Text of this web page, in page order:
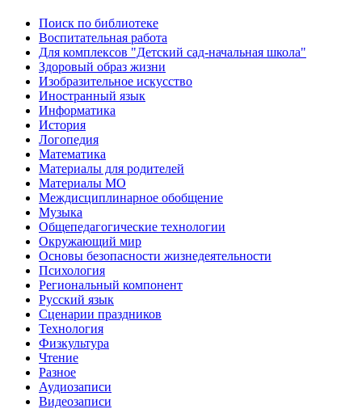
Поиск по библиотеке
Воспитательная работа
Для комплексов "Детский сад-начальная школа"
Здоровый образ жизни
Изобразительное искусство
Иностранный язык
Информатика
История
Логопедия
Математика
Материалы для родителей
Материалы МО
Междисциплинарное обобщение
Музыка
Общепедагогические технологии
Окружающий мир
Основы безопасности жизнедеятельности
Психология
Региональный компонент
Русский язык
Сценарии праздников
Технология
Физкультура
Чтение
Разное
Аудиозаписи
Видеозаписи